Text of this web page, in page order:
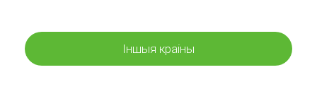
Іншыя краіны